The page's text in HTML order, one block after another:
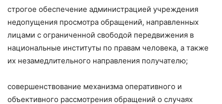
строгое обеспечение администрацией учреждения
недопущения просмотра обращений, направленных
лицами с ограниченной свободой передвижения в
национальные институты по правам человека, а также
их незамедлительного направления получателю;
совершенствование механизма оперативного и
объективного рассмотрения обращений о случаях